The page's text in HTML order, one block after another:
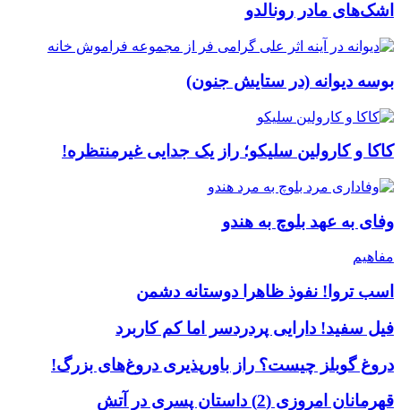
اشک‌های مادر رونالدو
بوسه دیوانه (در ستایش جنون)
کاکا و کارولین سلیکو؛ راز یک جدایی غیرمنتظره!
وفای به عهد بلوچ به هندو
مفاهیم
اسب تروا! نفوذ ظاهرا دوستانه دشمن
فیل سفید! دارایی پردردسر اما کم کاربرد
دروغ گوبلز چیست؟ راز باورپذیری دروغ‌های بزرگ!
قهرمانان امروزی (2) داستان پسری در آتش